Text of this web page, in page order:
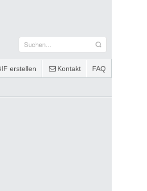
erstellen Kontakt FAQ